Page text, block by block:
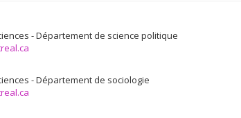
- Département de science politique
- Département de sociologie